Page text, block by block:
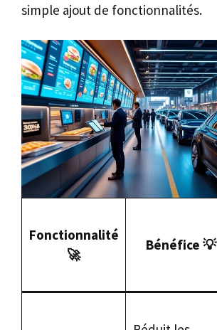
simple ajout de fonctionnalités.
Fonctionnalité
🚀
Bénéfice 💡